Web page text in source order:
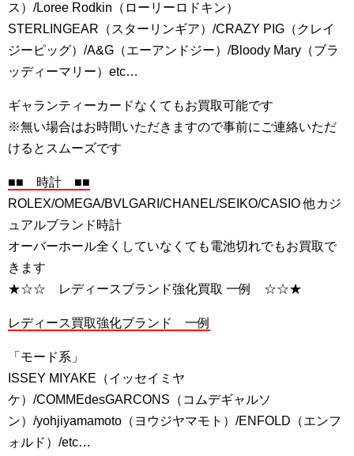
ス）/Loree Rodkin（ローリーロドキン）
STERLINGEAR（スターリンギア）/CRAZY PIG（クレイ
ジーピッグ）/A&G（エーアンドジー）/Bloody Mary（ブラ
ッディーマリー）etc…
ギャランティーカードなくてもお買取可能です
※無い場合はお時間いただきますので事前にご連絡いただ
けるとスムーズです
■■ 時計 ■■
ROLEX/OMEGA/BVLGARI/CHANEL/SEIKO/CASIO 他カジ
ュアルブランド時計
オーバーホール全くしていなくても電池切れでもお買取で
きます
★☆☆ レディースブランド強化買取 一例 ☆☆★
レディース買取強化ブランド 一例
「モード系」
ISSEY MIYAKE（イッセイミヤ
ケ）/COMMEdesGARCONS（コムデギャルソ
ン）/yohjiyamamoto（ヨウジヤマモト）/ENFOLD（エンフ
ォルド）/etc…